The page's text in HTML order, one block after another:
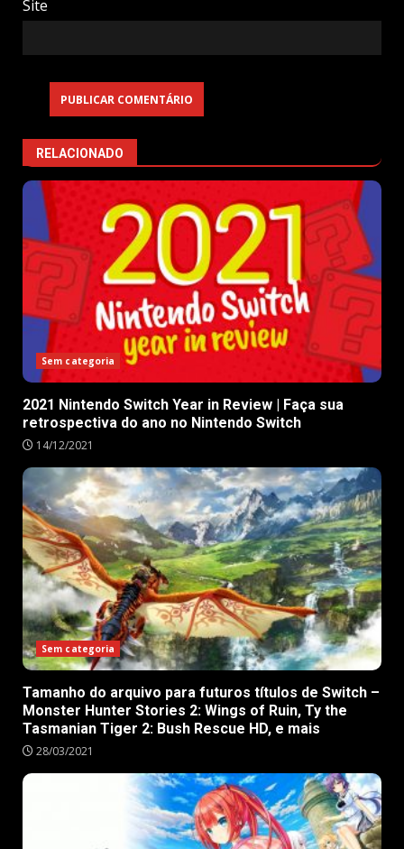
Site
RELACIONADO
Sem categoria
2021 Nintendo Switch Year in Review | Faça sua
retrospectiva do ano no Nintendo Switch
14/12/2021
Sem categoria
Tamanho do arquivo para futuros títulos de Switch –
Monster Hunter Stories 2: Wings of Ruin, Ty the
Tasmanian Tiger 2: Bush Rescue HD, e mais
28/03/2021